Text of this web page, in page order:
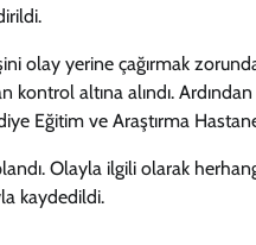
olay yerine çağırmak
kontrol altına alındı.
Eğitim ve Araştırma
Olayla ilgili olarak
kaydedildi.